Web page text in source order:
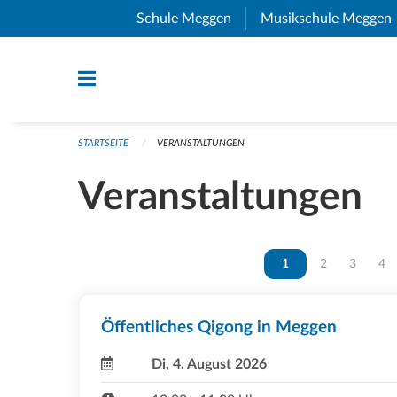
Navigation überspringen
Schule Meggen (External Link)
Musikschule Meggen
STARTSEITE VERANSTALTUNGEN
Veranstaltungen
Vous êtes sur la page
1 Vous êtes sur
2 Vous
3 4
Öffentliches Qigong in Meggen
Di, 4. August 2026